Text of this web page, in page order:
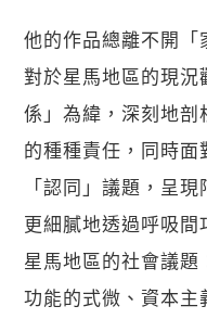
他的作品總離不開
對於星馬地區的現
係」為緯，深刻地
的種種責任，同時
「認同」議題，呈
更細膩地透過呼吸
星馬地區的社會議
功能的式微、資本